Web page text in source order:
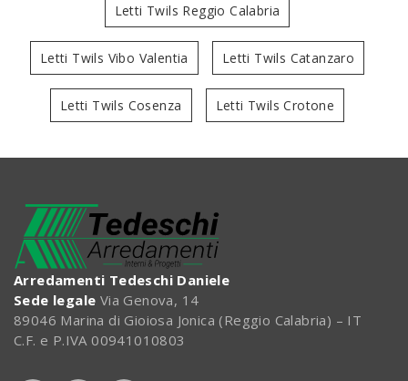
Letti Twils Reggio Calabria
Letti Twils Vibo Valentia Letti Twils Catanzaro
Letti Twils Cosenza Letti Twils Crotone
Arredamenti Tedeschi Daniele
Sede legale Via Genova, 14
89046 Marina di Gioiosa Jonica (Reggio Calabria) – IT
C.F. e P.IVA 00941010803